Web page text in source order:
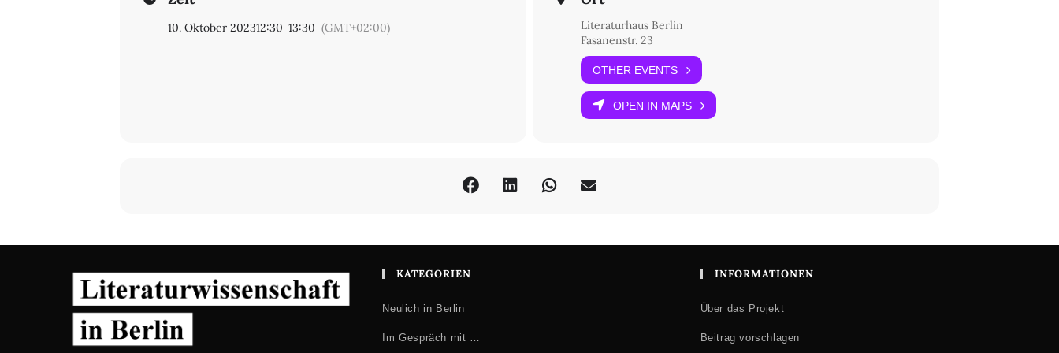
10. Oktober 202312:30-13:30 (GMT+02:00)
Literaturhaus Berlin
Fasanenstr. 23
OTHER EVENTS
OPEN IN MAPS
KATEGORIEN
Neulich in Berlin
Im Gespräch mit …
INFORMATIONEN
Über das Projekt
Beitrag vorschlagen